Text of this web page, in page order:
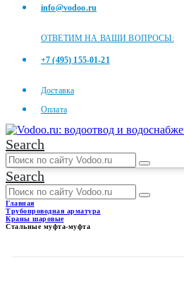
info@vodoo.ru
ОТВЕТИМ НА ВАШИ ВОПРОСЫ:
+7 (495) 155-01-21
Доставка
Оплата
Search
Search
Главная
Трубопроводная арматура
Краны шаровые
Стальные муфта-муфта